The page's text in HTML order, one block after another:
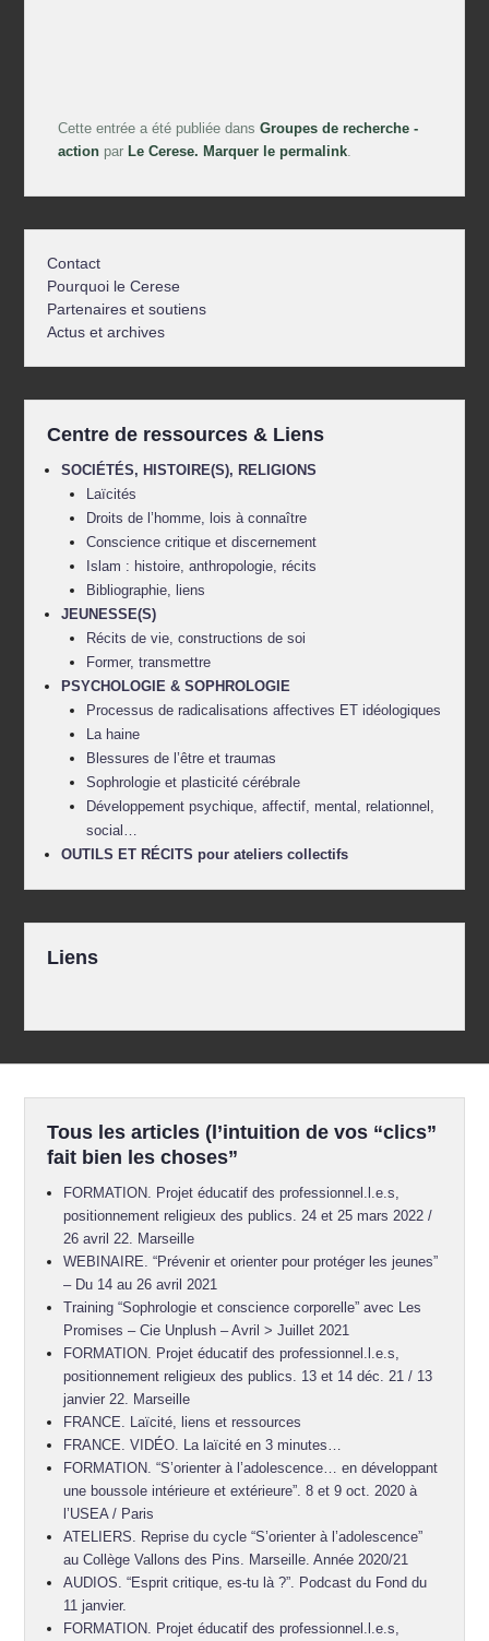
Cette entrée a été publiée dansGroupes de recherche -
action parLe Cerese. Marquer lepermalink
Contact
Pourquoi le Cerese
Partenaires et soutiens
Actus et archives
Centre de ressources & Liens
SOCIÉTÉS, HISTOIRE(S), RELIGIONS
Laïcités
Droits de l’homme, lois à connaître
Conscience critique et discernement
Islam : histoire, anthropologie, récits
Bibliographie, liens
JEUNESSE(S)
Récits de vie, constructions de soi
Former, transmettre
PSYCHOLOGIE & SOPHROLOGIE
Processus de radicalisations affectives ET idéologiques
La haine
Blessures de l’être et traumas
Sophrologie et plasticité cérébrale
Développement psychique, affectif, mental, relationnel,
social…
OUTILS ET RÉCITS pour ateliers collectifs
Liens
Tous les articles (l’intuition de vos “clics”
fait bien les choses”
FORMATION. Projet éducatif des professionnel.l.e.s,
positionnement religieux des publics. 24 et 25 mars 2022 /
26 avril 22. Marseille
WEBINAIRE. “Prévenir et orienter pour protéger les jeunes”
– Du 14 au 26 avril 2021
Training “Sophrologie et conscience corporelle” avec Les
Promises – Cie Unplush – Avril > Juillet 2021
FORMATION. Projet éducatif des professionnel.l.e.s,
positionnement religieux des publics. 13 et 14 déc. 21 / 13
janvier 22. Marseille
FRANCE. Laïcité, liens et ressources
FRANCE. VIDÉO. La laïcité en 3 minutes…
FORMATION. “S’orienter à l’adolescence… en développant
une boussole intérieure et extérieure”. 8 et 9 oct. 2020 à
l’USEA / Paris
ATELIERS. Reprise du cycle “S’orienter à l’adolescence”
au Collège Vallons des Pins. Marseille. Année 2020/21
AUDIOS. “Esprit critique, es-tu là ?”. Podcast du Fond du
11 janvier.
FORMATION. Projet éducatif des professionnel.l.e.s,